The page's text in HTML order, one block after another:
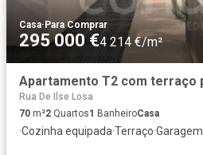
Casa· Para Comprar
295 000 €4 214 €/m²
Rua De Ilse Losa
70 m²2 Quartos1 BanheiroCasa
·Cozinha equipada·Terraço·Garagem